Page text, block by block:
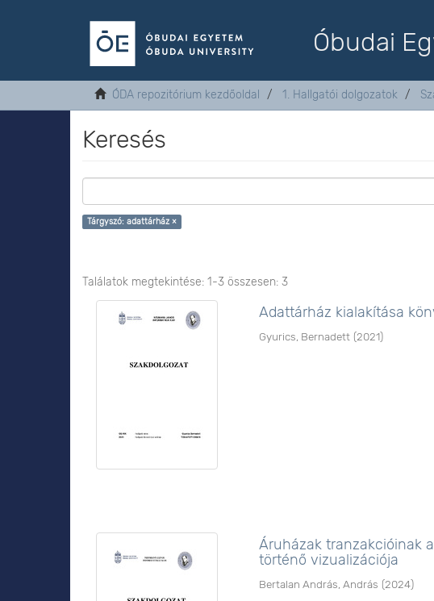
Óbudai
ÓDA repozitórium kezdőoldal 1. Hallgatói dolgozatok
Keresés
Tárgyszó: adattárház ×
Találatok megtekintése: 1-3 összesen: 3
Adattárház kialakítása
Gyurics, Bernadett (2021)
Áruházak tranzakcióinak
történő vizualizációja
Bertalan András, András (2024)